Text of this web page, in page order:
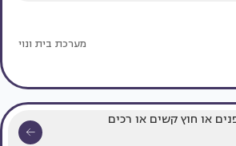
מערכת בית ונוי